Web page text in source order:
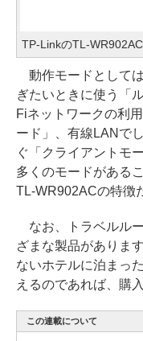
TP-LinkのTL-WR902AC
動作モードとして
ぎたいときに使う「
Fiネットワークの利
ード」、有線LANで
ぐ「クライアントモ
多くのモードがある
TL-WR902ACの特徴
なお、トラベルル
ざまな製品がありま
ないホテルに泊まっ
えるのであれば、購
この連載について